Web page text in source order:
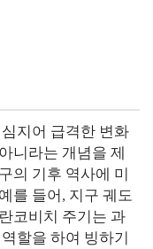
지어 급격한 변화
니라는 개념을 제
의 기후 역사에 미
를 들어, 지구 궤도
코비치 주기는 과
할을 하여 빙하기